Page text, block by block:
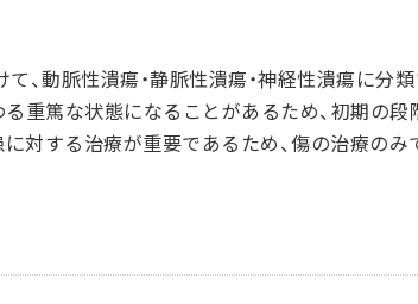
、動脈性潰瘍・静脈性潰瘍・神経性潰瘍に分
重篤な状態になることがあるため、初期の段
対する治療が重要であるため、傷の治療のみ